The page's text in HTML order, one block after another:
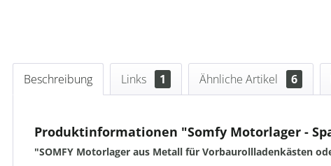
Beschreibung Links 1 Ähnliche Artikel 6
Produktinformationen "Somfy Motorlager -
"SOMFY Motorlager aus Metall für Vorbaurollladenkästen